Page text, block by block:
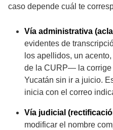
caso depende cuál te
Vía administrativa
evidentes de
los apellidos, un
de la CURP— la corrige
Yucatán sin ir a juicio.
inicia con el correo
Vía judicial
modificar el nombre